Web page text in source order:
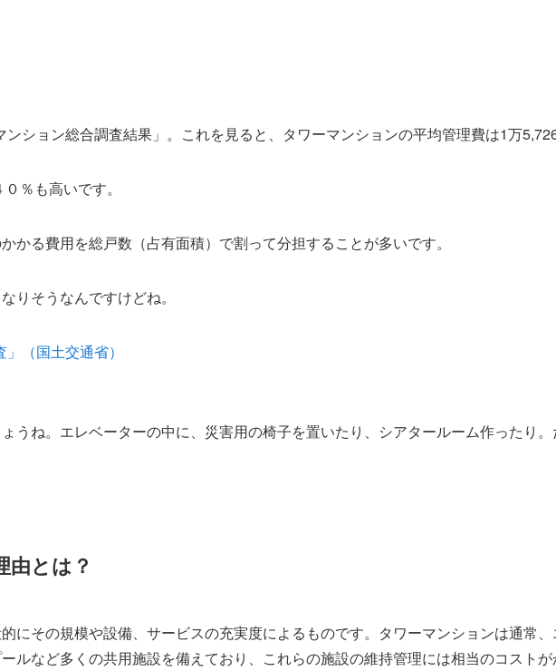
ション総合調査結果」。これを見ると、タワーマンションの平均管理費は1万5,726
％も高いです。
かる費用を総戸数（占有面積）で割って分担することが多いです。
りそうなんですけどね。
（国土交通省）
うね。エレベーターの中に、災害用の椅子を置いたり、シアタールーム作ったり
由とは？
にその規模や設備、サービスの充実度によるものです。タワーマンションは通常
ルなど多くの共用施設を備えており、これらの施設の維持管理には相当のコストが